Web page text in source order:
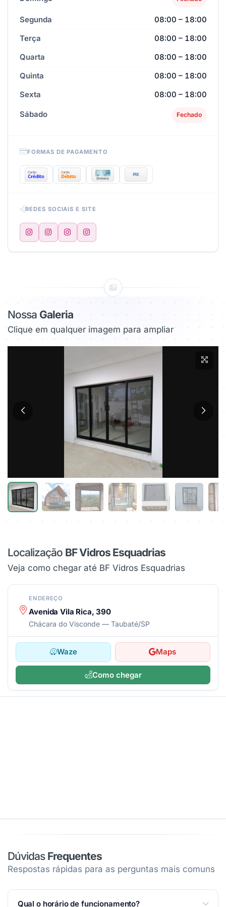
Segunda
08:00 – 18:00
Terça
08:00 – 18:00
Quarta
08:00 – 18:00
Quinta
08:00 – 18:00
Sexta
08:00 – 18:00
Sábado Fechado
FORMAS DE PAGAMENTO
REDES SOCIAIS E SITE
Nossa Galeria
Clique em qualquer imagem para ampliar
Localização BF Vidros Esquadrias
Veja como chegar até BF Vidros Esquadrias
ENDEREÇO
Avenida Vila Rica, 390
Chácara do Visconde — Taubaté/SP
Waze Maps
Como chegar
Dúvidas Frequentes
Respostas rápidas para as perguntas mais comuns
Qual o horário de funcionamento?